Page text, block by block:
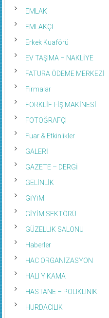
EMLAK
EMLAKÇI
Erkek Kuaförü
EV TAŞIMA – NAKLİYE
FATURA ÖDEME MERKEZİ
Firmalar
FORKLİFT-İŞ MAKİNESİ
FOTOĞRAFÇI
Fuar & Etkinlikler
GALERİ
GAZETE – DERGİ
GELİNLİK
GİYİM
GİYİM SEKTÖRÜ
GÜZELLİK SALONU
Haberler
HAC ORGANİZASYON
HALI YIKAMA
HASTANE – POLIKLINIK
HURDACILIK